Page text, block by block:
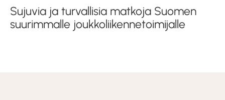
Sujuvia ja turvallisia matkoja Suomen
suurimmalle joukkoliikennetoimijalle